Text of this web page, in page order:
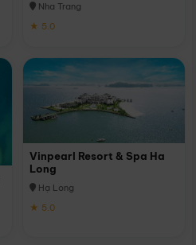
Nha Trang
★ 5.0
Vinpearl Resort & Spa Ha
Long
Hạ Long
★ 5.0